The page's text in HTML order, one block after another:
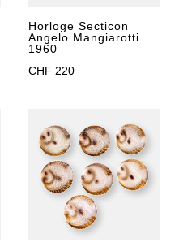
Horloge Secticon
Angelo Mangiarotti
1960
CHF 220